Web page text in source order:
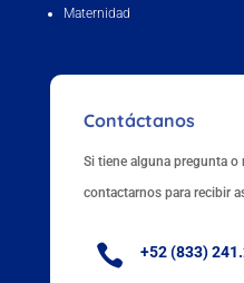
Maternidad
Contáctanos
Si tiene alguna pregunta o
contactarnos para recibir
 +52 (833)